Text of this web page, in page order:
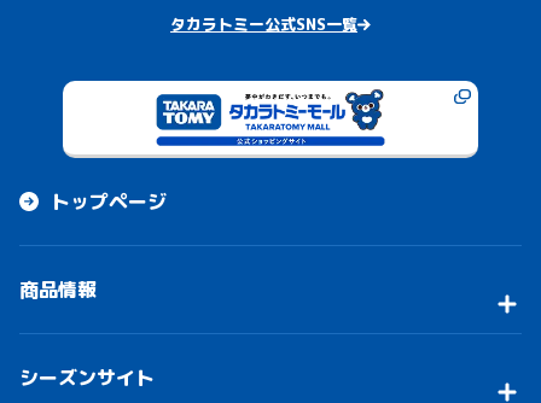
タカラトミー公式SNS一覧
トップページ
商品情報
シーズンサイト